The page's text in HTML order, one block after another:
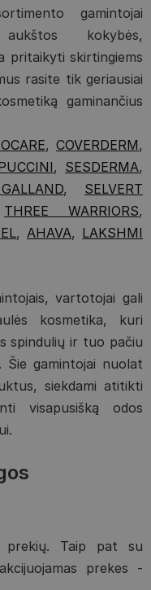
gamintojai
kokybės,
pritaikyti skirtingiems
rasite tik geriausiai
gaminančius
, COVERDERM,
, SESDERMA,
, SELVERT
THREE WARRIORS,
, AHAVA, LAKSHMI
vartotojai gali
kosmetika, kuri
spindulių ir tuo pačiu
Šie gamintojai nuolat
siekdami atitikti
visapusišką odos
prekių. Taip pat su
prekes -